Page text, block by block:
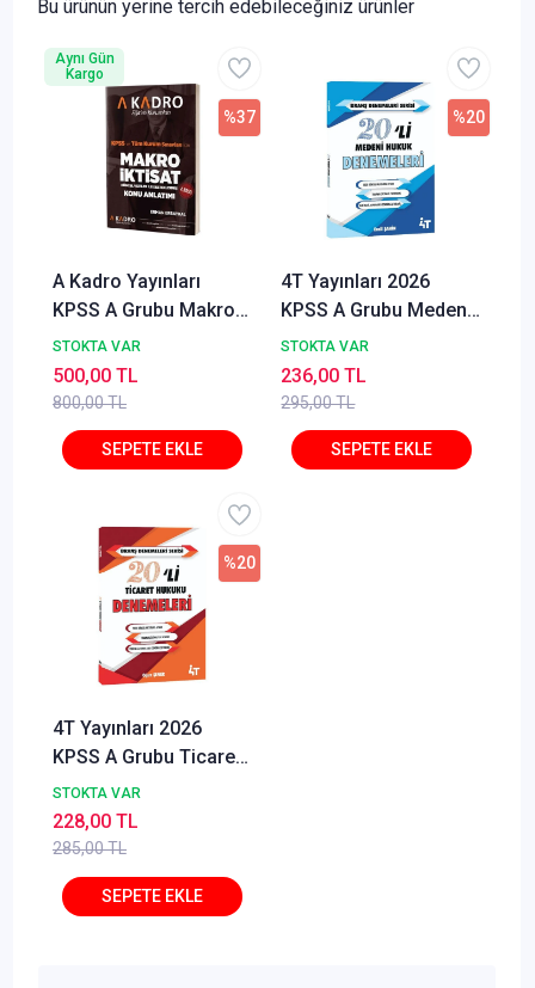
Bu ürünün yerine tercih edebileceğiniz ürünler
A Kadro Yayınları
KPSS A Grubu Makro
İktisat Konu Anlatımı
STOKTA VAR
800,00 TL
%37
500,00 TL
Aynı Gün
Kargo
4T Yayınları 2026
KPSS A Grubu Medeni
Hukuk 20'li Deneme
Ernil Şahin
STOKTA VAR
295,00 TL
%20
236,00 TL
4T Yayınları 2026
KPSS A Grubu Ticaret
Hukuku 20'li Deneme
Oğuz Şener
STOKTA VAR
285,00 TL
%20
228,00 TL